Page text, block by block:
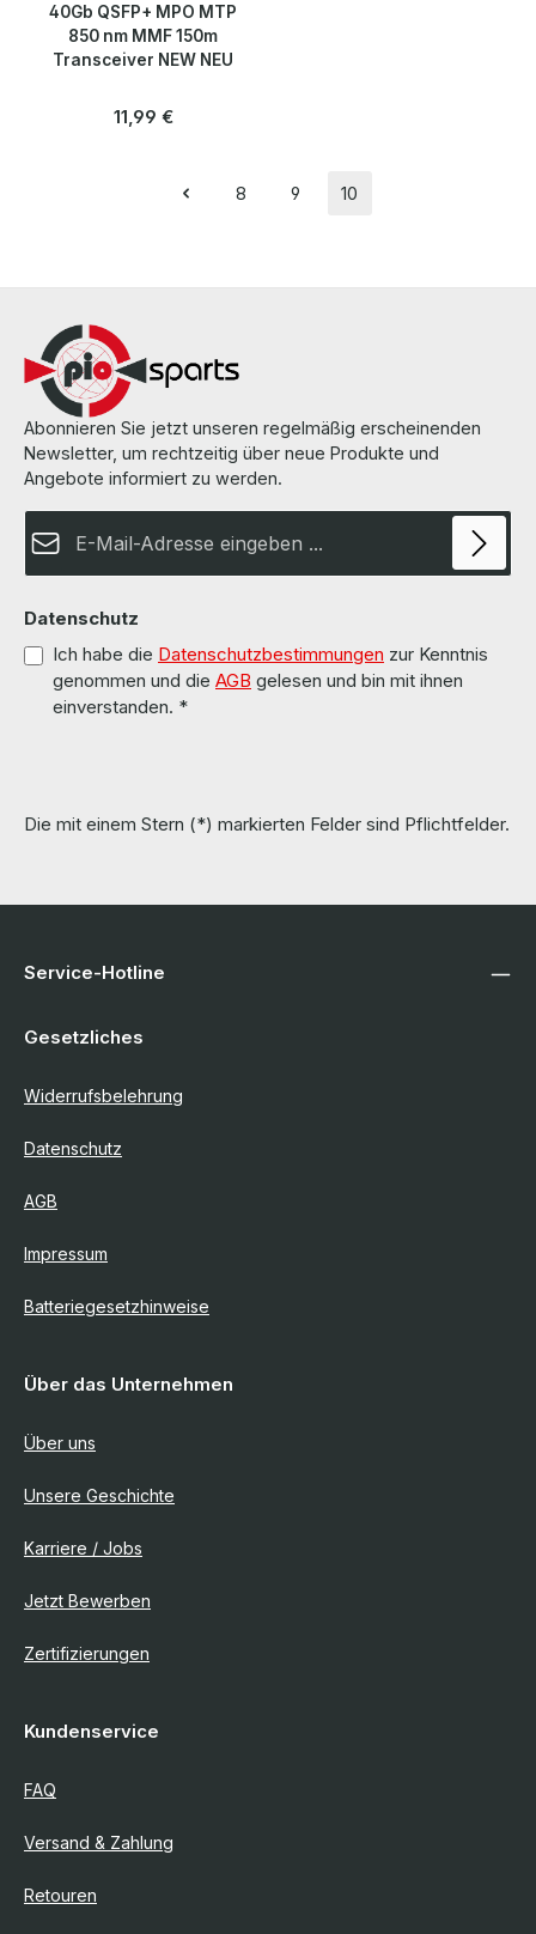
40Gb QSFP+ MPO MTP
850 nm MMF 150m
Transceiver NEW NEU
Regulärer Preis:
11,99 €
Seite
8
Seite
9
Seite
10
Abonnieren Sie jetzt unseren regelmäßig erscheinenden
Newsletter, um rechtzeitig über neue Produkte und
Angebote informiert zu werden.
Datenschutz
Ich habe die Datenschutzbestimmungen zur Kenntnis
genommen und die AGB gelesen und bin mit ihnen
einverstanden. *
Die mit einem Stern (*) markierten Felder sind Pflichtfelder.
Service-Hotline
Gesetzliches
Widerrufsbelehrung
Datenschutz
AGB
Impressum
Batteriegesetzhinweise
Über das Unternehmen
Über uns
Unsere Geschichte
Karriere / Jobs
Jetzt Bewerben
Zertifizierungen
Kundenservice
FAQ
Versand & Zahlung
Retouren